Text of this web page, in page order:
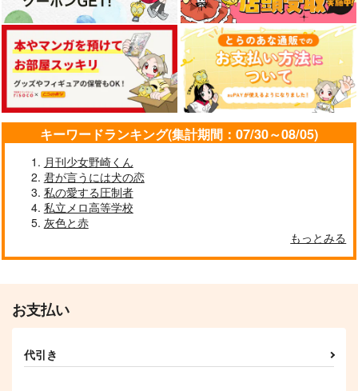
純情レムナンツ
はっぴ～マインド
2,515円（税込）
燭台切光忠×女審神者
サンプル
作品詳細
Ordinary days
キジトラ
787円（税込）
燭台切光忠
サンプル
おまおれ。
はこにわ。
707円（税込）
燭台切光忠×大倶利伽羅
サンプル
きいろい実ころころ
最後に愛をひとさじ
カート カート
キーワードランキング(集計期間：07/30～08/05)
月刊少女野崎くん
君が言うには犬の恋
私の愛する圧制者
私立メロ高等学校
灰色と赤
もっとみる
お支払い
代引き